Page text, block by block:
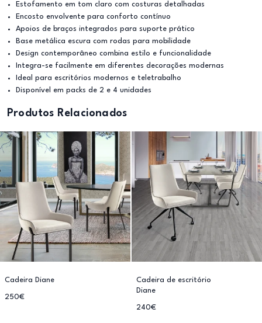
Estofamento em tom claro com costuras detalhadas
Encosto envolvente para conforto contínuo
Apoios de braços integrados para suporte prático
Base metálica escura com rodas para mobilidade
Design contemporâneo combina estilo e funcionalidade
Integra-se facilmente em diferentes decorações modernas
Ideal para escritórios modernos e teletrabalho
Disponível em packs de 2 e 4 unidades
Produtos Relacionados
Cadeira Diane
250€
Cadeira de escritório
Diane
240€